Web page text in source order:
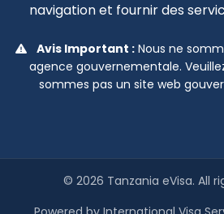
navigation et fournir des
Avis Important : Nous ne
agence gouvernementale.
sommes pas un site web
© 2026 Tanzania eVisa. All